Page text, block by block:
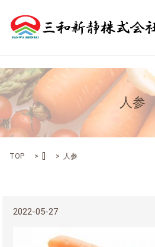
人参
TOP 人参
2022-05-27